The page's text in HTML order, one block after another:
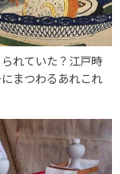
れていた？江戸時
まつわるあれこれ